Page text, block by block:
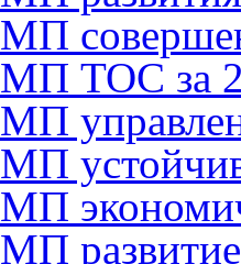
МП
МП ТОС за
МП
МП
МП
МП развитие